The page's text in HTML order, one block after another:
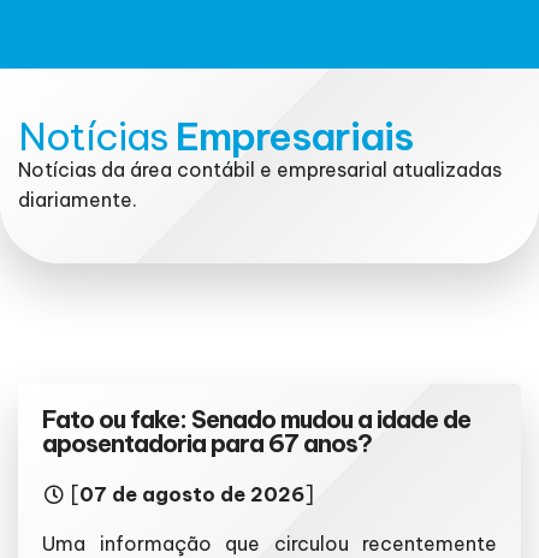
Notícias Empresariais
Notícias da área contábil e empresarial atualizadas
diariamente.
Fato ou fake: Senado mudou a idade de
aposentadoria para 67 anos?
[07 de agosto de 2026]
Uma informação que circulou recentemente